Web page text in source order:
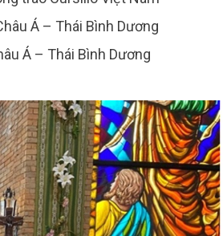
Á – Thái Bình Dương
Á – Thái Bình Dương